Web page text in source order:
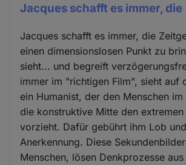
Jacques schafft es immer, die
Jacques schafft es immer, die
einen dimensionslosen Punkt zu
sieht... und begreift
immer im "richtigen Film", sieht auf
ein Humanist, der den Menschen
die konstruktive Mitte den extremen
vorzieht. Dafür gebührt ihm Lob und
Anerkennung. Diese
Menschen, lösen Denkprozesse aus